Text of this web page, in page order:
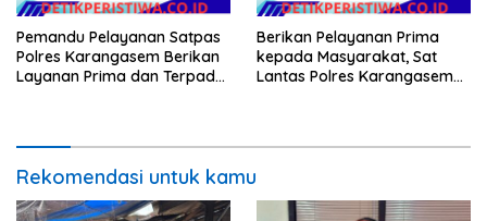
Pemandu Pelayanan Satpas
Polres Karangasem Berikan
Layanan Prima dan Terpadu
Berikan Pelayanan Prima
kepada Masyarakat, Sat
Lantas Polres Karangasem
Rekomendasi untuk kamu